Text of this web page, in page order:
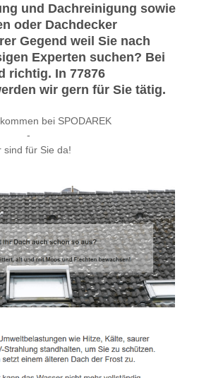
und Dachreinigung sowie
oder Dachdecker
Gegend weil Sie nach
Experten suchen? Bei
richtig. In 77876
wir gern für Sie tätig.
bei SPODAREK
-
sind für Sie da!